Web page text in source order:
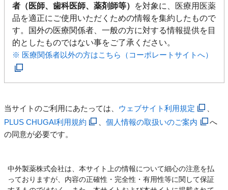
者（医師、歯科医師、薬剤師等）
を対象に、医療用医薬
品を適正にご使用いただくための情報を集約したもので
す。国外の医療関係者、一般の方に対する情報提供を目
的としたものではない事をご了承ください。
※ 医療関係者以外の方はこちら（コーポレートサイトへ）
当サイトのご利用にあたっては、 ウェブサイト利用規定
PLUS CHUGAI利用規約
、個人情報の取扱いのご案内
へ
の同意が必要です。
中外製薬株式会社は、本サイト上の情報について細心の注意を払
っておりますが、内容の正確性・完全性・有用性等に関して保証